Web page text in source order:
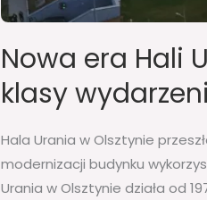
Nowa era Hali
klasy
Hala Urania w Olsztynie
modernizacji budynku
Urania w Olsztynie działa od